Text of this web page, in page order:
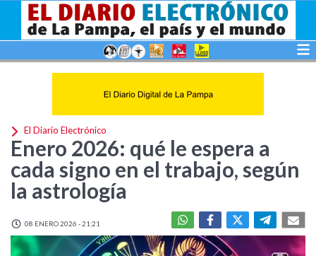
El Diario Electrónico
Enero 2026: qué le espera a
cada signo en el trabajo, según
la astrología
08 ENERO 2026 - 21:21